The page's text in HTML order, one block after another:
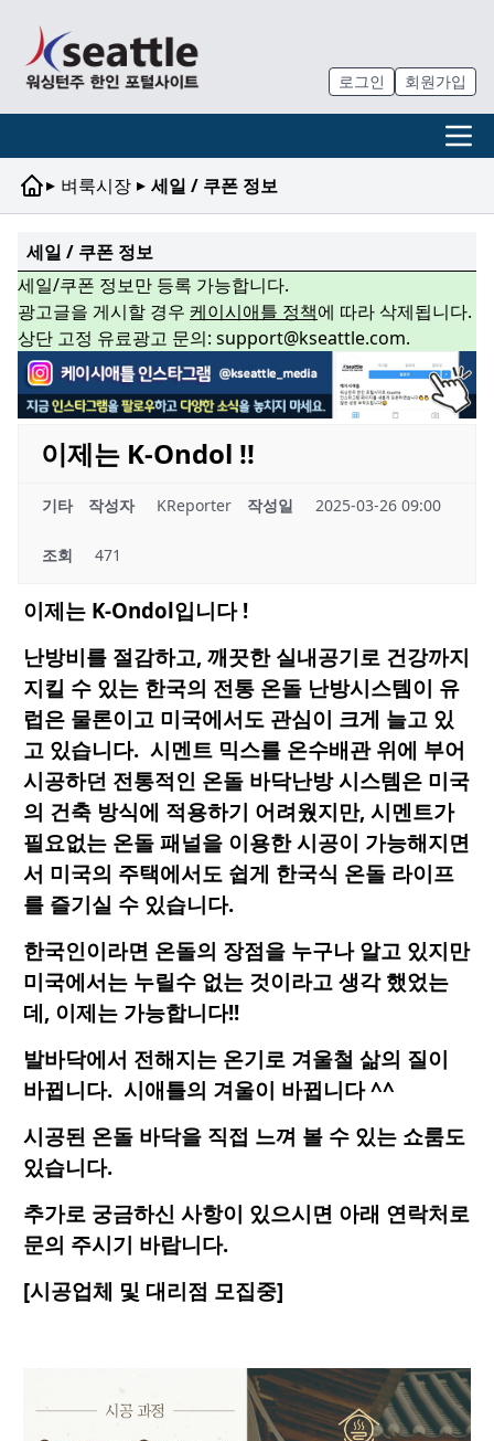
로그인 회원가입
▸ 벼룩시장 ▸ 세일 / 쿠폰 정보
세일 / 쿠폰 정보
세일/쿠폰 정보만 등록 가능합니다.
광고글을 게시할 경우 케이시애틀 정책에 따라 삭제됩니다.
상단 고정 유료광고 문의: support@kseattle.com.
이제는 K-Ondol !!
기타 작성자 KReporter 작성일 2025-03-26 09:00
조회 471
이제는 K-Ondol입니다 !
난방비를 절감하고, 깨끗한 실내공기로 건강까지
지킬 수 있는 한국의 전통 온돌 난방시스템이 유
럽은 물론이고 미국에서도 관심이 크게 늘고 있
고 있습니다. 시멘트 믹스를 온수배관 위에 부어
시공하던 전통적인 온돌 바닥난방 시스템은 미국
의 건축 방식에 적용하기 어려웠지만, 시멘트가
필요없는 온돌 패널을 이용한 시공이 가능해지면
서 미국의 주택에서도 쉽게 한국식 온돌 라이프
를 즐기실 수 있습니다.
한국인이라면 온돌의 장점을 누구나 알고 있지만
미국에서는 누릴수 없는 것이라고 생각 했었는
데, 이제는 가능합니다!!
발바닥에서 전해지는 온기로 겨울철 삶의 질이
바뀝니다. 시애틀의 겨울이 바뀝니다 ^^
시공된 온돌 바닥을 직접 느껴 볼 수 있는 쇼룸도
있습니다.
추가로 궁금하신 사항이 있으시면 아래 연락처로
문의 주시기 바랍니다.
[시공업체 및 대리점 모집중]